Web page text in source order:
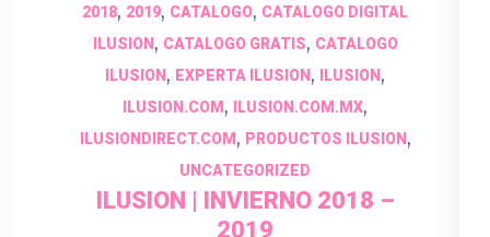
2018, 2019, CATALOGO, CATALOGO DIGITAL
ILUSION, CATALOGO GRATIS, CATALOGO
ILUSION , EXPERTA ILUSION , ILUSION ,
ILUSION.COM , ILUSION.COM.MX,
ILUSIONDIRECT.COM , PRODUCTOS ILUSION,
UNCATEGORIZED
ILUSION | INVIERNO 2018 –
2019